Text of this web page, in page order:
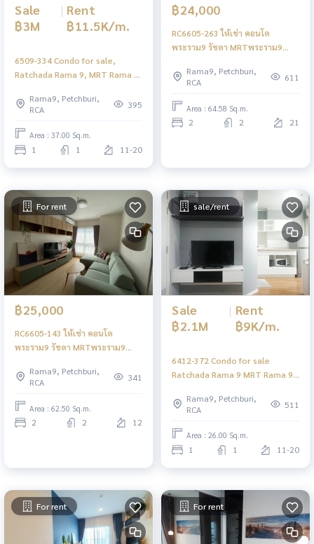
Sale
฿3M
| Rent
฿11.5K/m.
6509-334 Condo for sale,
Ratchada Rama 9, MRT Rama 9
view.Rama9, Petchburi,
RCA
395
Area : 37.00 Sq.m.
1 1 11-20
฿24,000
RC6605-263 ให้เช่า คอนโด
พระราม9 รัชดา MRTพระราม9
นอนRama9, Petchburi,
RCA
611
Area : 64.58 Sq.m.
2 2 21
For rent
฿25,000
RC6605-143 ให้เช่า คอนโด
พระราม9 รัชดา MRTพระราม9
นอนแต่งครบพร้อมอยู่
Rama9, Petchburi,
RCA
341
Area : 62.50 Sq.m.
2 2 12
sale/rent
Sale
฿2.1M
| Rent
฿9K/m.
6412-372 Condo for sale
Ratchada Rama 9 MRT Rama 9
1 bedroom
Rama9, Petchburi,
RCA
511
Area : 26.00 Sq.m.
1 1 11-20
For rent For rent